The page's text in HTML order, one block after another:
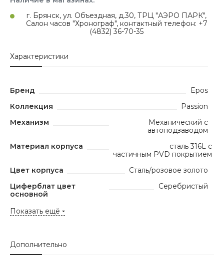
г. Брянск, ул. Объездная, д.30, ТРЦ "АЭРО ПАРК",
Салон часов "Хронограф", контактный телефон: +7
(4832) 36-70-35
Характеристики
Бренд
Epos
Коллекция
Passion
Механизм
Механический с
автоподзаводом
Материал корпуса
сталь 316L с
частичным PVD покрытием
Цвет корпуса
Сталь/розовое золото
Циферблат цвет
основной
Серебристый
Показать ещё
Дополнительно